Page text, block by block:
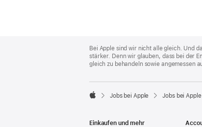
Footer
Bei Apple sind wir nicht alle gleich. Und
stärker. Denn wir glauben, dass bei der
gleich zu behandeln sowie angemessen

Jobs bei Apple Jobs bei Apple
Einkaufen und mehr